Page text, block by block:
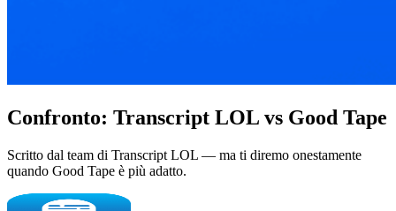
Confronto: Transcript LOL vs Good Tape
Scritto dal team di Transcript LOL — ma ti diremo onestamente
quando Good Tape è più adatto.